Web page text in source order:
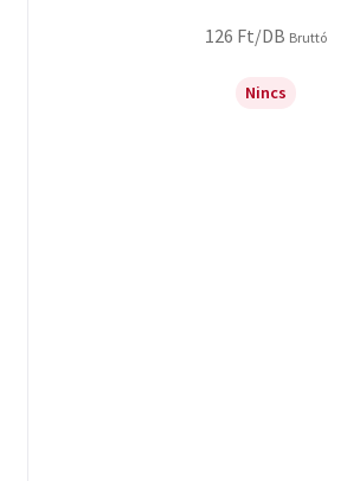
126 Ft/DB Bruttó
Nincs